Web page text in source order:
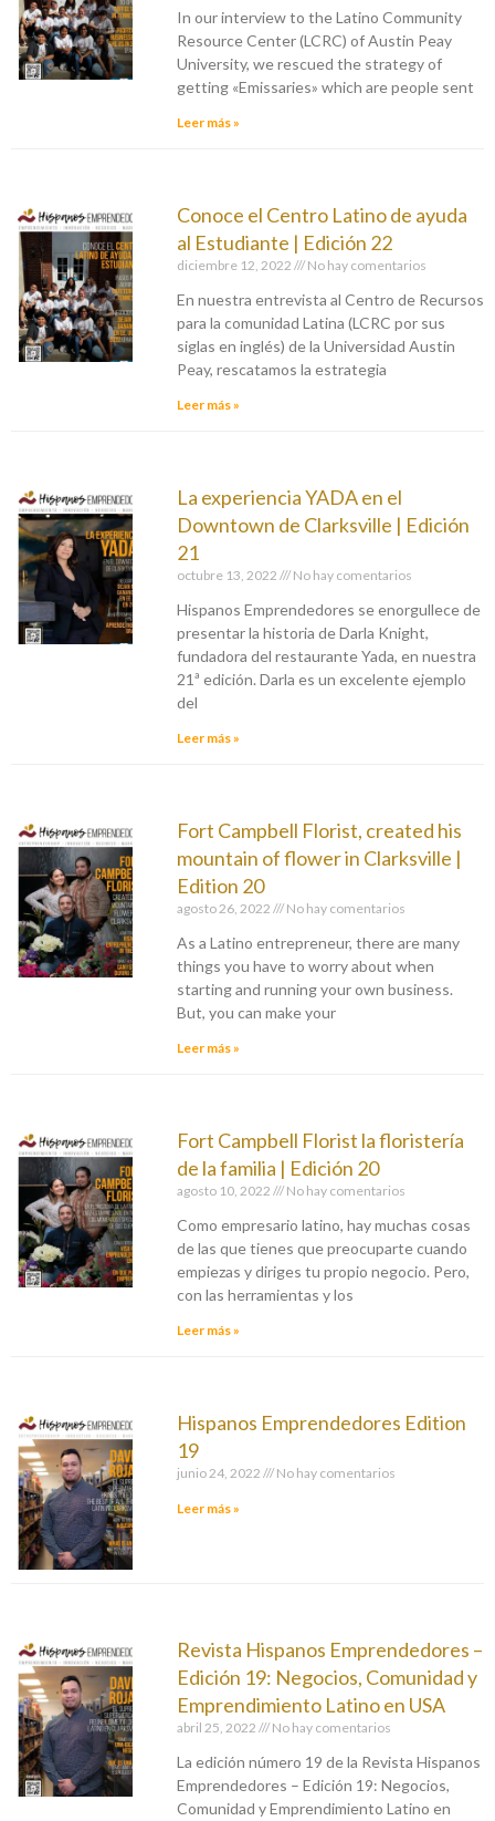
In our interview to the Latino Community
Resource Center (LCRC) of Austin Peay
University, we rescued the strategy of
getting «Emissaries» which are people sent
Leer más »
Conoce el Centro Latino de ayuda
al Estudiante | Edición 22
diciembre 12, 2022 No hay comentarios
En nuestra entrevista al Centro de Recursos
para la comunidad Latina (LCRC por sus
siglas en inglés) de la Universidad Austin
Peay, rescatamos la estrategia
Leer más »
La experiencia YADA en el
Downtown de Clarksville | Edición
21
octubre 13, 2022 No hay comentarios
Hispanos Emprendedores se enorgullece de
presentar la historia de Darla Knight,
fundadora del restaurante Yada, en nuestra
21ª edición. Darla es un excelente ejemplo
del
Leer más »
Fort Campbell Florist, created his
mountain of flower in Clarksville |
Edition 20
agosto 26, 2022 No hay comentarios
As a Latino entrepreneur, there are many
things you have to worry about when
starting and running your own business.
But, you can make your
Leer más »
Fort Campbell Florist la floristería
de la familia | Edición 20
agosto 10, 2022 No hay comentarios
Como empresario latino, hay muchas cosas
de las que tienes que preocuparte cuando
empiezas y diriges tu propio negocio. Pero,
con las herramientas y los
Leer más »
Hispanos Emprendedores Edition
19
junio 24, 2022 No hay comentarios
Leer más »
Revista Hispanos Emprendedores –
Edición 19: Negocios, Comunidad y
Emprendimiento Latino en USA
abril 25, 2022 No hay comentarios
La edición número 19 de la Revista Hispanos
Emprendedores – Edición 19: Negocios,
Comunidad y Emprendimiento Latino en